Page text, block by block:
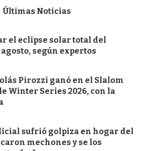
Últimas Noticias
el eclipse solar total del
según expertos
Pirozzi ganó en el Slalom
Winter Series 2026, con la
sufrió golpiza en hogar del
mechones y se los